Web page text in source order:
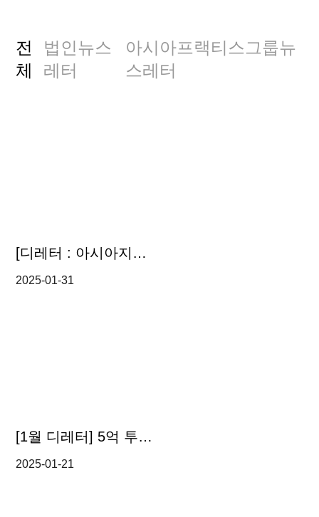
전
체
법인뉴스
레터
아시아프랙티스그룹뉴
스레터
[디레터 : 아시아지역 리걸 업데이트] 태국, 글로벌 최저한세 도입 긴급명령령 공포 및 시사점
2025-01-31
[1월 디레터] 5억 투자의 함정?! 창업자의 전 재산까지 삼킨 ‘독소조항’
2025-01-21